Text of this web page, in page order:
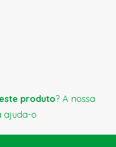
produto? A nossa
ajuda-o